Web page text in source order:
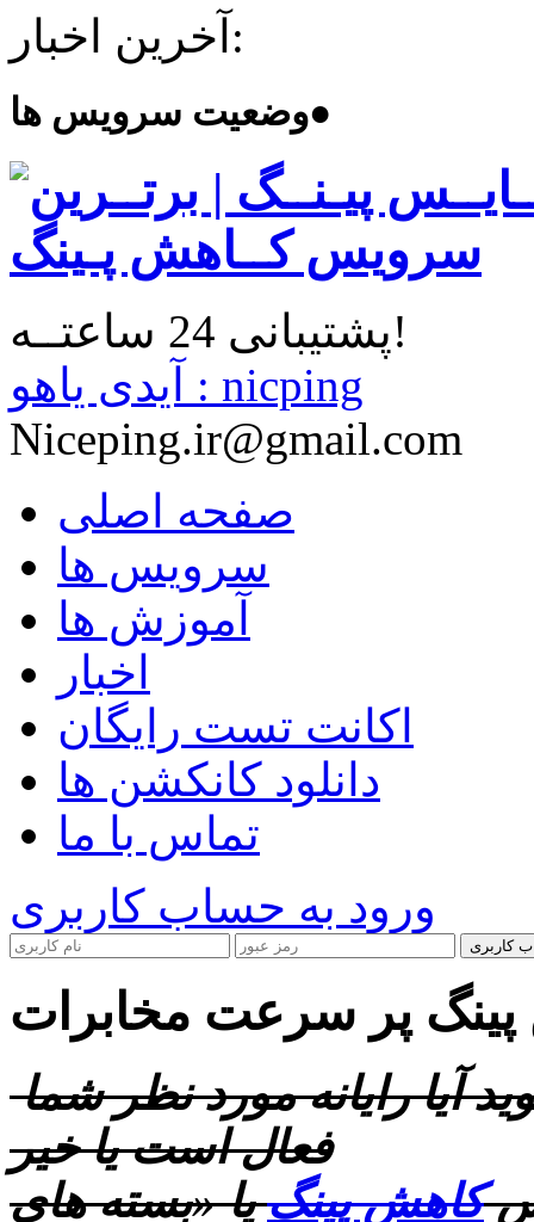
آخرین اخبار:
وضعیت سرویس ها●
پشتیبانی 24 ساعتــه!
آیدی یاهو : nicping
Niceping.ir@gmail.com
صفحه اصلی
سرویس ها
آموزش ها
اخبار
اکانت تست رایگان
دانلود کانکشن ها
تماس با ما
ورود به حساب کاربری
کاربری
پر سرعت مخابرات
ابزاري است كه به شما مي گويد آيا رایانه مورد نظر شما
فعال است يا خير
کاهش پینگیا «بسته های